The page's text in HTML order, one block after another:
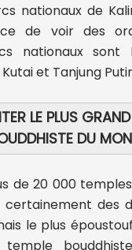
nationaux de
de voir des
nationaux sont
et Tanjung
LE PLUS
DU
de 20 000
des
le plus